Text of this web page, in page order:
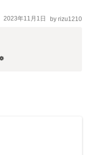
2023年11月1日 by rizu1210